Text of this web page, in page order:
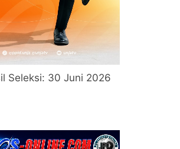
Seleksi: 30 Juni 2026